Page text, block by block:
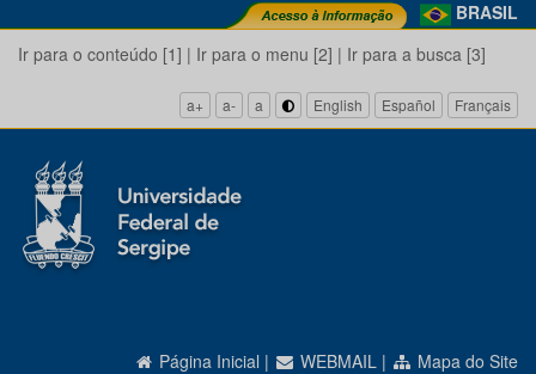
BRASIL
Ir para o conteúdo [1] | Ir para o menu [2] | Ir para a busca [3]
a+ a- a English Español Français
Página Inicial | WEBMAIL | Mapa do Site